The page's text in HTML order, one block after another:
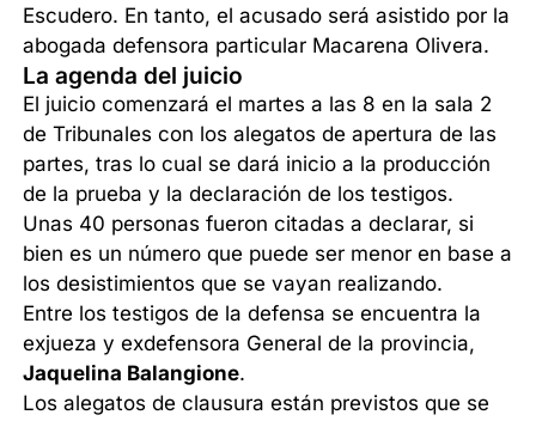
Escudero. En tanto, el acusado será asistido por la
abogada defensora particular Macarena Olivera.
La agenda del juicio
El juicio comenzará el martes a las 8 en la sala 2
de Tribunales con los alegatos de apertura de las
partes, tras lo cual se dará inicio a la producción
de la prueba y la declaración de los testigos.
Unas 40 personas fueron citadas a declarar, si
bien es un número que puede ser menor en base a
los desistimientos que se vayan realizando.
Entre los testigos de la defensa se encuentra la
exjueza y exdefensora General de la provincia,
Jaquelina Balangione.
Los alegatos de clausura están previstos que se